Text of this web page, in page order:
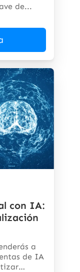
de...
con IA:
a
de IA